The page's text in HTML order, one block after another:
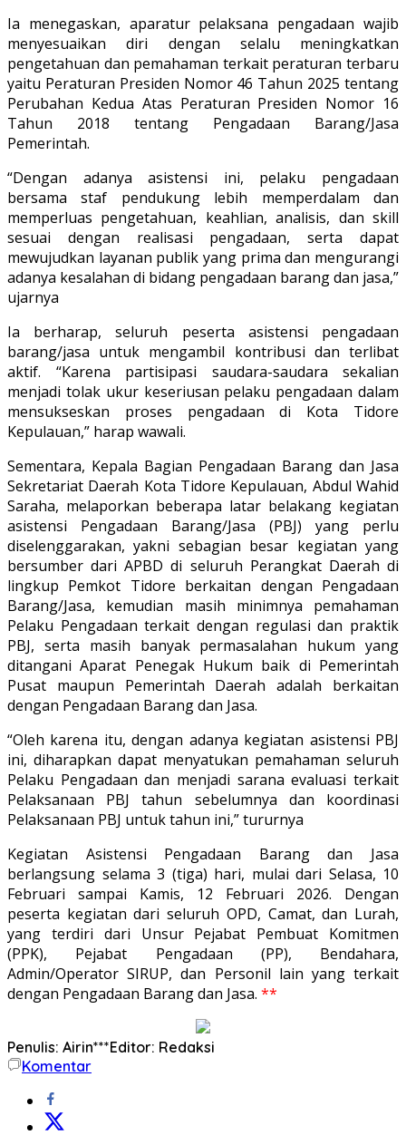
Ia menegaskan, aparatur pelaksana pengadaan wajib
menyesuaikan diri dengan selalu meningkatkan
pengetahuan dan pemahaman terkait peraturan terbaru
yaitu Peraturan Presiden Nomor 46 Tahun 2025 tentang
Perubahan Kedua Atas Peraturan Presiden Nomor 16
Tahun 2018 tentang Pengadaan Barang/Jasa
Pemerintah.
“Dengan adanya asistensi ini, pelaku pengadaan
bersama staf pendukung lebih memperdalam dan
memperluas pengetahuan, keahlian, analisis, dan skill
sesuai dengan realisasi pengadaan, serta dapat
mewujudkan layanan publik yang prima dan mengurangi
adanya kesalahan di bidang pengadaan barang dan jasa,”
ujarnya
Ia berharap, seluruh peserta asistensi pengadaan
barang/jasa untuk mengambil kontribusi dan terlibat
aktif. “Karena partisipasi saudara-saudara sekalian
menjadi tolak ukur keseriusan pelaku pengadaan dalam
mensukseskan proses pengadaan di Kota Tidore
Kepulauan,” harap wawali.
Sementara, Kepala Bagian Pengadaan Barang dan Jasa
Sekretariat Daerah Kota Tidore Kepulauan, Abdul Wahid
Saraha, melaporkan beberapa latar belakang kegiatan
asistensi Pengadaan Barang/Jasa (PBJ) yang perlu
diselenggarakan, yakni sebagian besar kegiatan yang
bersumber dari APBD di seluruh Perangkat Daerah di
lingkup Pemkot Tidore berkaitan dengan Pengadaan
Barang/Jasa, kemudian masih minimnya pemahaman
Pelaku Pengadaan terkait dengan regulasi dan praktik
PBJ, serta masih banyak permasalahan hukum yang
ditangani Aparat Penegak Hukum baik di Pemerintah
Pusat maupun Pemerintah Daerah adalah berkaitan
dengan Pengadaan Barang dan Jasa.
“Oleh karena itu, dengan adanya kegiatan asistensi PBJ
ini, diharapkan dapat menyatukan pemahaman seluruh
Pelaku Pengadaan dan menjadi sarana evaluasi terkait
Pelaksanaan PBJ tahun sebelumnya dan koordinasi
Pelaksanaan PBJ untuk tahun ini,” tururnya
Kegiatan Asistensi Pengadaan Barang dan Jasa
berlangsung selama 3 (tiga) hari, mulai dari Selasa, 10
Februari sampai Kamis, 12 Februari 2026. Dengan
peserta kegiatan dari seluruh OPD, Camat, dan Lurah,
yang terdiri dari Unsur Pejabat Pembuat Komitmen
(PPK), Pejabat Pengadaan (PP), Bendahara,
Admin/Operator SIRUP, dan Personil lain yang terkait
dengan Pengadaan Barang dan Jasa. **
Penulis: Airin***Editor: Redaksi
Komentar